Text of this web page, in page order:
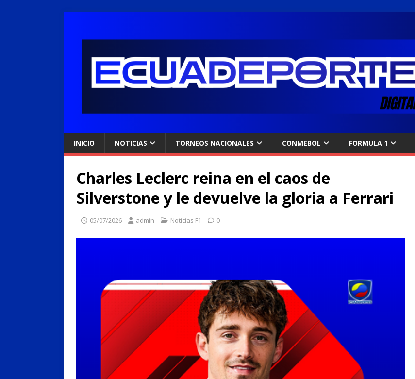
INICIO NOTICIAS TORNEOS NACIONALES CONMEBOL FORMULA 1
Charles Leclerc reina en el caos de
Silverstone y le devuelve la gloria a Ferrari
05/07/2026 admin Noticias F1 0